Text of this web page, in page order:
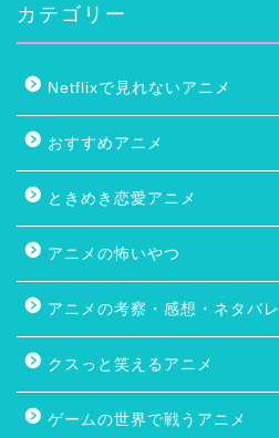
カテゴリー
Netflixで見れないアニメ
おすすめアニメ
ときめき恋愛アニメ
アニメの怖いやつ
アニメの考察・感想・ネタバレ
クスっと笑えるアニメ
ゲームの世界で戦うアニメ